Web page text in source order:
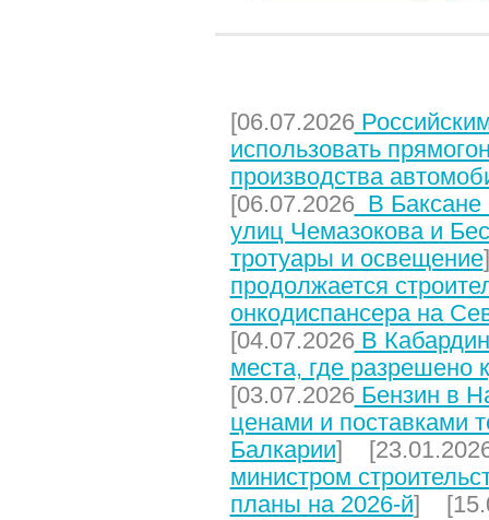
[06.07.2026
использовать
производства
[06.07.2026В Баксане
улиц Чемазокова и
тротуары и освещение
продолжается
онкодиспансера на
[04.07.2026В
места, где разрешено
[03.07.2026Бензин в
ценами и поставками
Балкарии]
министром
планы на 2026-й]